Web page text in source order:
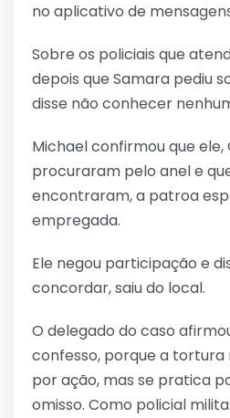
no aplicativo de
Sobre os policiais que
depois que Samara pediu
disse não conhecer
Michael confirmou que ele,
procuraram pelo anel e
encontraram, a patroa
empregada.
Ele negou participação e
concordar, saiu do local.
O delegado do caso
confesso, porque a tortura
por ação, mas se pratica
omisso. Como policial